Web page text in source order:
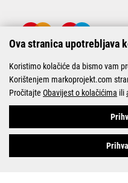
©
Ova stranica upotrebljava
Koristimo kolačiće da bismo vam
Korištenjem markoprojekt.com
Pročitajte Obavijest o kolačićima ili